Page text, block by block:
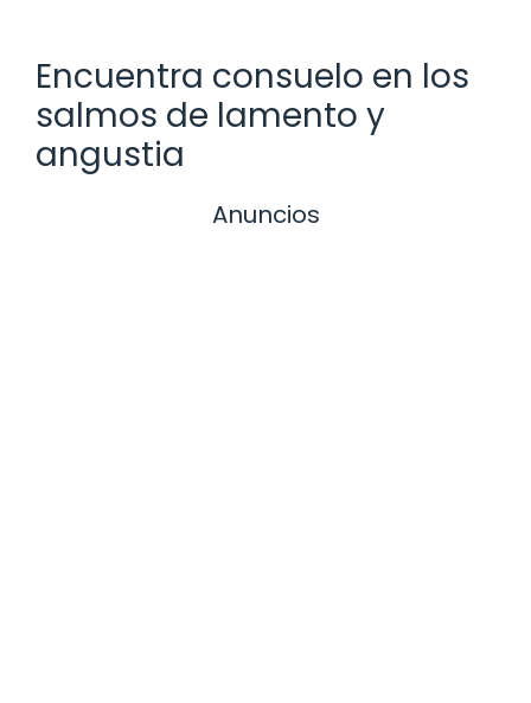
Encuentra consuelo en los
salmos de lamento y
angustia
Anuncios